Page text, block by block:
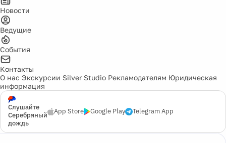
Новости
Ведущие
События
Контакты
О нас Экскурсии Silver Studio Рекламодателям Юридическая
информация
Слушайте
Серебряный
дождь
App Store Google Play Telegram App